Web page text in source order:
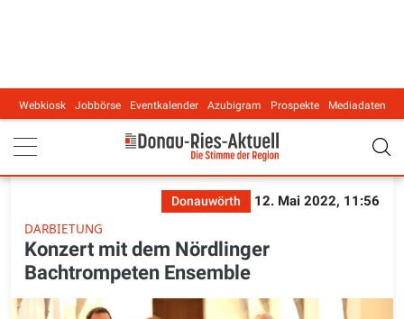
Main navigation
Webkiosk Jobbörse Eventkalender Azubigram Prospekte Mediadaten
Donauwörth
12. Mai 2022, 11:56
DARBIETUNG
Konzert mit dem Nördlinger
Bachtrompeten Ensemble